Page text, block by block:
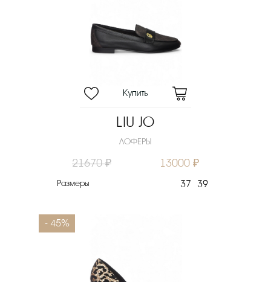
LIU JO
ЛОФЕРЫ
21670 ₽ 13000 ₽
Размеры 37 39
- 45%